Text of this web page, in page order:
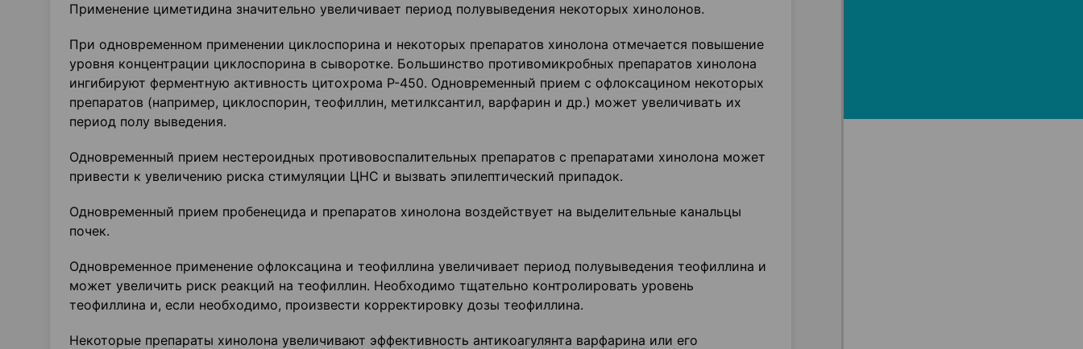
Применение циметидина значительно увеличивает период полувыведения некоторых хинолонов.
При одновременном применении циклоспорина и некоторых препаратов хинолона отме­чается повышение
уровня концентрации циклоспорина в сыворотке. Большинство противомикробных препаратов хинолона
ингибируют ферментную актив­ность цитохрома Р-450. Одновременный прием с офлоксацином некоторых
препаратов (например, циклоспорин, теофиллин, метилксантил, варфарин и др.) может увеличивать их
период полу выведения.
Одновременный прием нестероидных противовоспалительных препаратов с препарата­ми хинолона может
привести к увеличению риска стимуляции ЦНС и вызвать эпилепти­ческий припадок.
Одновременный прием пробенецида и препаратов хинолона воздействует на выдели­тельные канальцы
почек.
Одновременное применение офлоксацина и теофиллина увеличивает период полувы­ведения теофиллина и
может увеличить риск реакций на теофиллин. Необходимо тща­тельно контролировать уровень
теофиллина и, если необходимо, произвести корректи­ровку дозы теофиллина.
Некоторые препараты хинолона увеличивают эффективность антикоагулянта варфарина или его